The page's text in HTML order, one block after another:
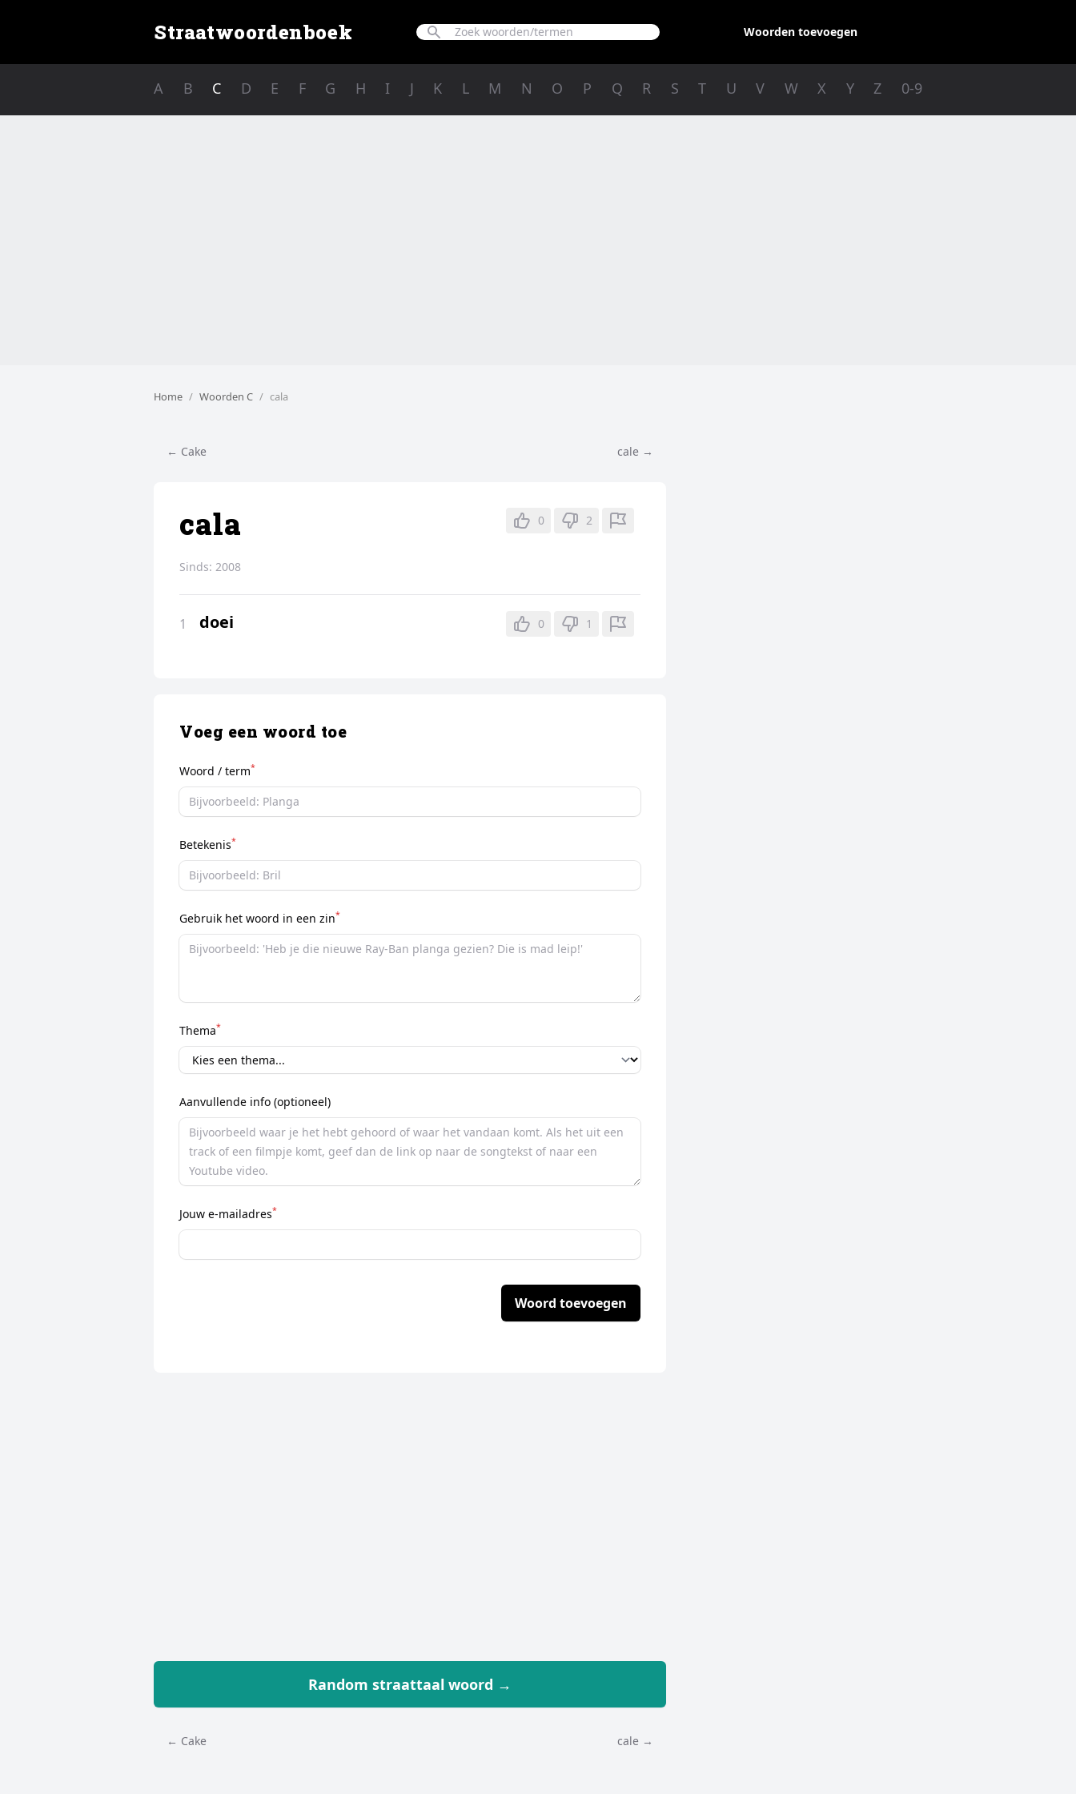
Straatwoordenboek Woorden toevoegen
A B C D E F G H I J K L M N O P Q R S T U V W X Y Z 0-9
Home Woorden C cala
← Cake cale →
cala 0 2
Sinds: 2008
1 doei 0 1
Voeg een woord toe
Woord / term*
Betekenis*
Gebruik het woord in een zin*
Thema*
Aanvullende info (optioneel)
Jouw e-mailadres*
Woord toevoegen
Random straattaal woord →
← Cake cale →